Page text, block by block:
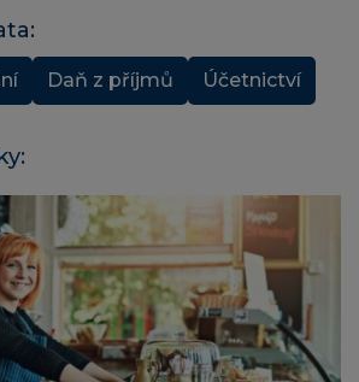
Daň z příjmů Účetnictví